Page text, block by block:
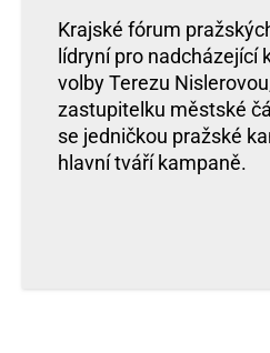
Krajské fórum
lídryní pro nadcházející
volby Terezu
zastupitelku městské
se jedničkou pražské
hlavní tváří kampaně.